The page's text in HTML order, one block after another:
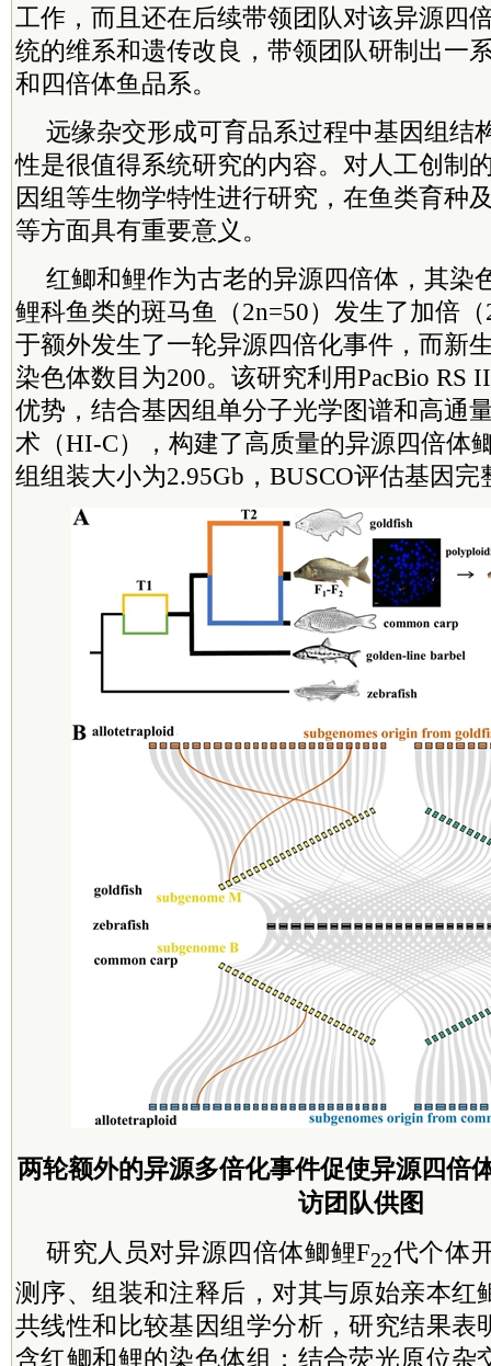
工作，而且还在后续带领团队对该异源四
统的维系和遗传改良，带领团队研制出一
和四倍体鱼品系。
远缘杂交形成可育品系过程中基因组结
性是很值得系统研究的内容。对人工创制
因组等生物学特性进行研究，在鱼类育种
等方面具有重要意义。
红鲫和鲤作为古老的异源四倍体，其染
鲤科鱼类的斑马鱼（2n=50）发生了加倍
于额外发生了一轮异源四倍化事件，而新
染色体数目为200。该研究利用PacBio RS
优势，结合基因组单分子光学图谱和高通
术（HI-C），构建了高质量的异源四倍体
组组装大小为2.95Gb，BUSCO评估基因完
两轮额外的异源多倍化事件促使异源四倍
访团队供图
研究人员对异源四倍体鲫鲤F22代个体
测序、组装和注释后，对其与原始亲本红
共线性和比较基因组学分析，研究结果表
含红鲫和鲤的染色体组；结合荧光原位杂